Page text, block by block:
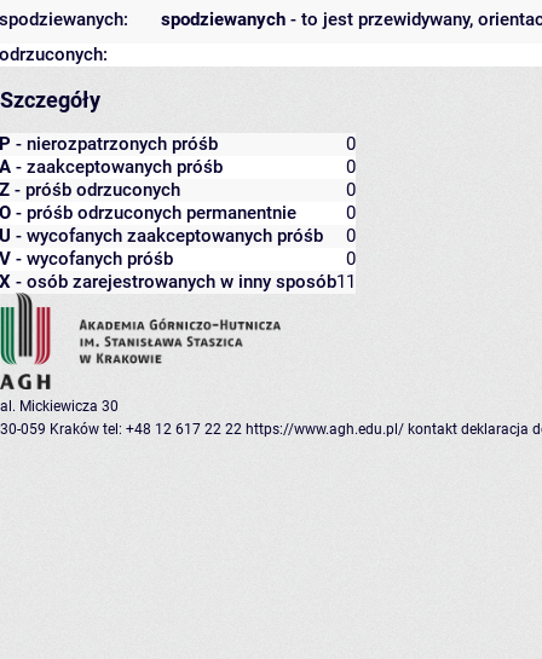
spodziewanych - to jest przewidywany,
spodziewanych:
odrzuconych:
Szczegóły
P - nierozpatrzonych próśb
0
A - zaakceptowanych próśb
0
Z - próśb odrzuconych
0
O - próśb odrzuconych permanentnie
0
U - wycofanych zaakceptowanych próśb
0
V - wycofanych próśb
0
X - osób zarejestrowanych w inny sposób11
al. Mickiewicza 30
30-059 Kraków tel: +48 12 617 22 22 https://www.agh.edu.pl/ kontakt deklaracja